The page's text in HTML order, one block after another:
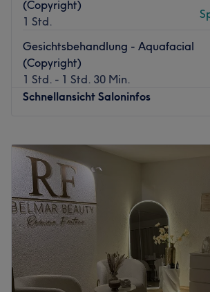
(Copyright)
1 Std.
Gesichtsbehandlung - Aquafacial
(Copyright)
1 Std. - 1 Std. 30 Min.
Schnellansicht Saloninfos
Dienstag
Mittwoch
Donnerstag
Freitag
Samstag
Sonntag
Das Kosmetikstudio Pearl Mae Beauty &
Münchenstein ist der One-Stop-Shop für